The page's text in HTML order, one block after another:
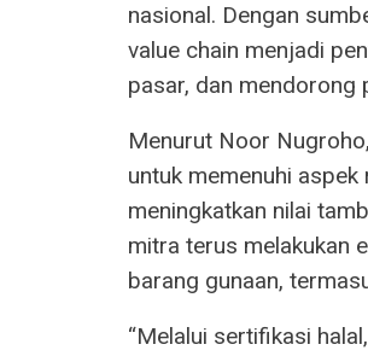
nasional. Dengan
value chain menjadi
pasar, dan mendorong
Menurut Noor
untuk memenuhi
meningkatkan nilai
mitra terus melakukan
barang gunaan,
“Melalui sertifikasi